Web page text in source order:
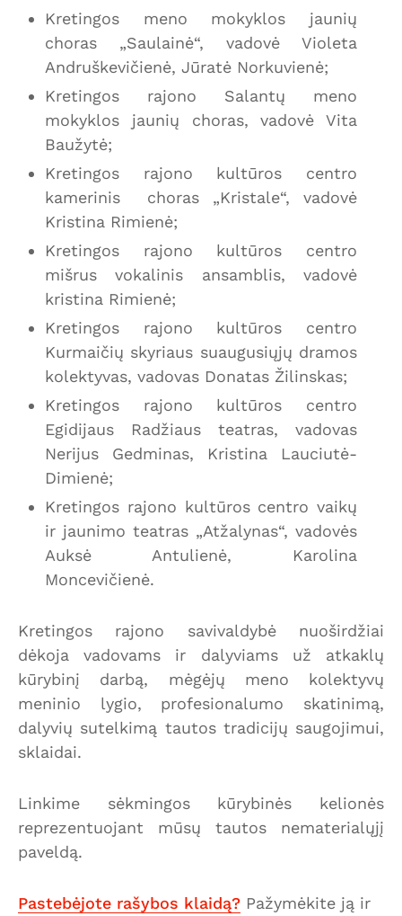
Kretingos meno mokyklos jaunių
choras „Saulainė“, vadovė Violeta
Andruškevičienė, Jūratė Norkuvienė;
Kretingos rajono Salantų meno
mokyklos jaunių choras, vadovė Vita
Baužytė;
Kretingos rajono kultūros centro
kamerinis choras „Kristale“, vadovė
Kristina Rimienė;
Kretingos rajono kultūros centro
mišrus vokalinis ansamblis, vadovė
kristina Rimienė;
Kretingos rajono kultūros centro
Kurmaičių skyriaus suaugusiųjų dramos
kolektyvas, vadovas Donatas Žilinskas;
Kretingos rajono kultūros centro
Egidijaus Radžiaus teatras, vadovas
Nerijus Gedminas, Kristina Lauciutė-
Dimienė;
Kretingos rajono kultūros centro vaikų
ir jaunimo teatras „Atžalynas“, vadovės
Auksė Antulienė, Karolina
Moncevičienė.
Kretingos rajono savivaldybė nuoširdžiai
dėkoja vadovams ir dalyviams už atkaklų
kūrybinį darbą, mėgėjų meno kolektyvų
meninio lygio, profesionalumo skatinimą,
dalyvių sutelkimą tautos tradicijų saugojimui,
sklaidai.
Linkime sėkmingos kūrybinės kelionės
reprezentuojant mūsų tautos nematerialųjį
paveldą.
Pastebėjote rašybos klaidą? Pažymėkite ją ir